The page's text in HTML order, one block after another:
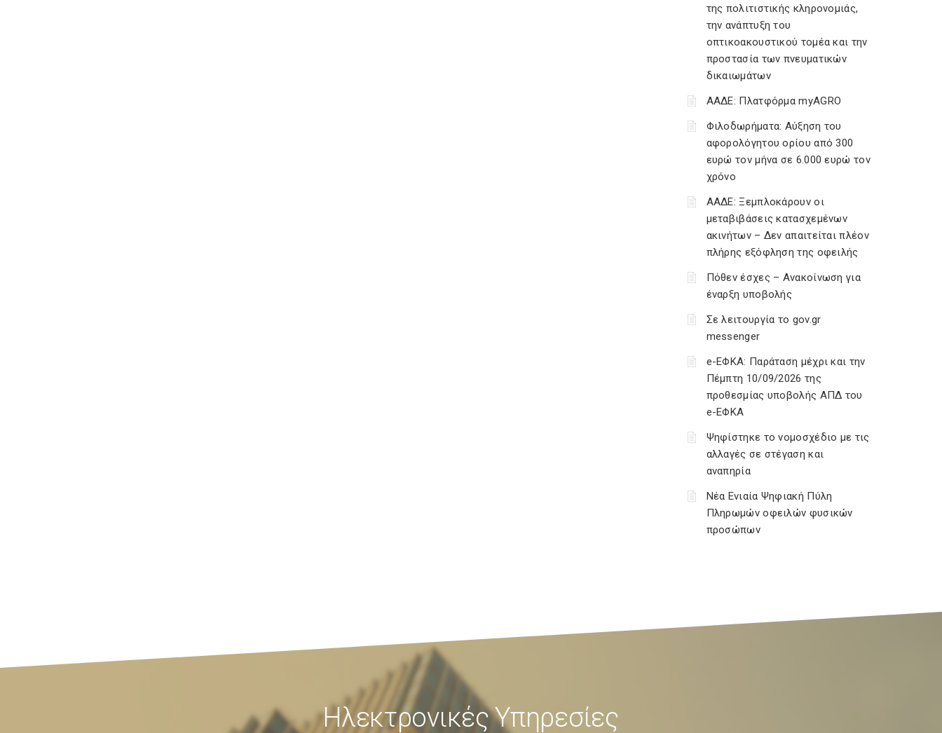
της πολιτιστικής κληρονομιάς,
την ανάπτυξη του
οπτικοακουστικού τομέα και την
προστασία των πνευματικών
δικαιωμάτων
ΑΑΔΕ: Πλατφόρμα myAGRO
Φιλοδωρήματα: Αύξηση του
αφορολόγητου ορίου από 300
ευρώ τον μήνα σε 6.000 ευρώ τον
χρόνο
ΑΑΔΕ: Ξεμπλοκάρουν οι
μεταβιβάσεις κατασχεμένων
ακινήτων – Δεν απαιτείται πλέον
πλήρης εξόφληση της οφειλής
Πόθεν έσχες – Ανακοίνωση για
έναρξη υποβολής
Σε λειτουργία το gov.gr
messenger
e-ΕΦΚΑ: Παράταση μέχρι και την
Πέμπτη 10/09/2026 της
προθεσμίας υποβολής ΑΠΔ του
e-ΕΦΚΑ
Ψηφίστηκε το νομοσχέδιο με τις
αλλαγές σε στέγαση και
αναπηρία
Νέα Ενιαία Ψηφιακή Πύλη
Πληρωμών οφειλών φυσικών
προσώπων
Ηλεκτρονικές Υπηρεσίες